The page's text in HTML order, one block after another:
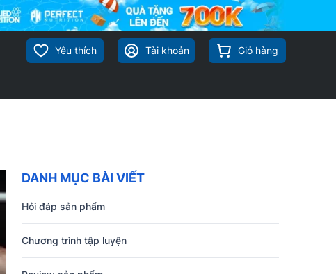
Yêu thích Tài khoản Giỏ hàng
DANH MỤC BÀI VIẾT
Hỏi đáp sản phẩm
Chương trình tập luyện